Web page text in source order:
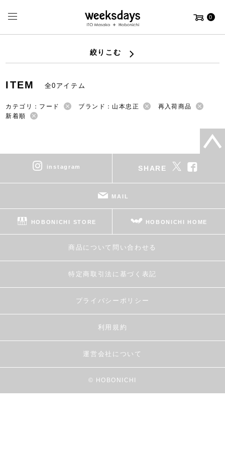
0
絞りこむ
ITEM 全0アイテム
カテゴリ：フード ブランド：山本忠正
再入荷商品
新着順
instagram SHARE
MAIL
HOBONICHI STORE HOBONICHI HOME
商品について問い合わせる
特定商取引法に基づく表記
プライバシーポリシー
利用規約
運営会社について
© HOBONICHI